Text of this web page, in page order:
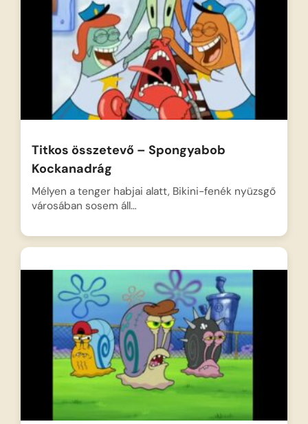
Titkos összetevő – Spongyabob
Kockanadrág
Mélyen a tenger habjai alatt, Bikini-fenék nyüzsgő
városában sosem áll…